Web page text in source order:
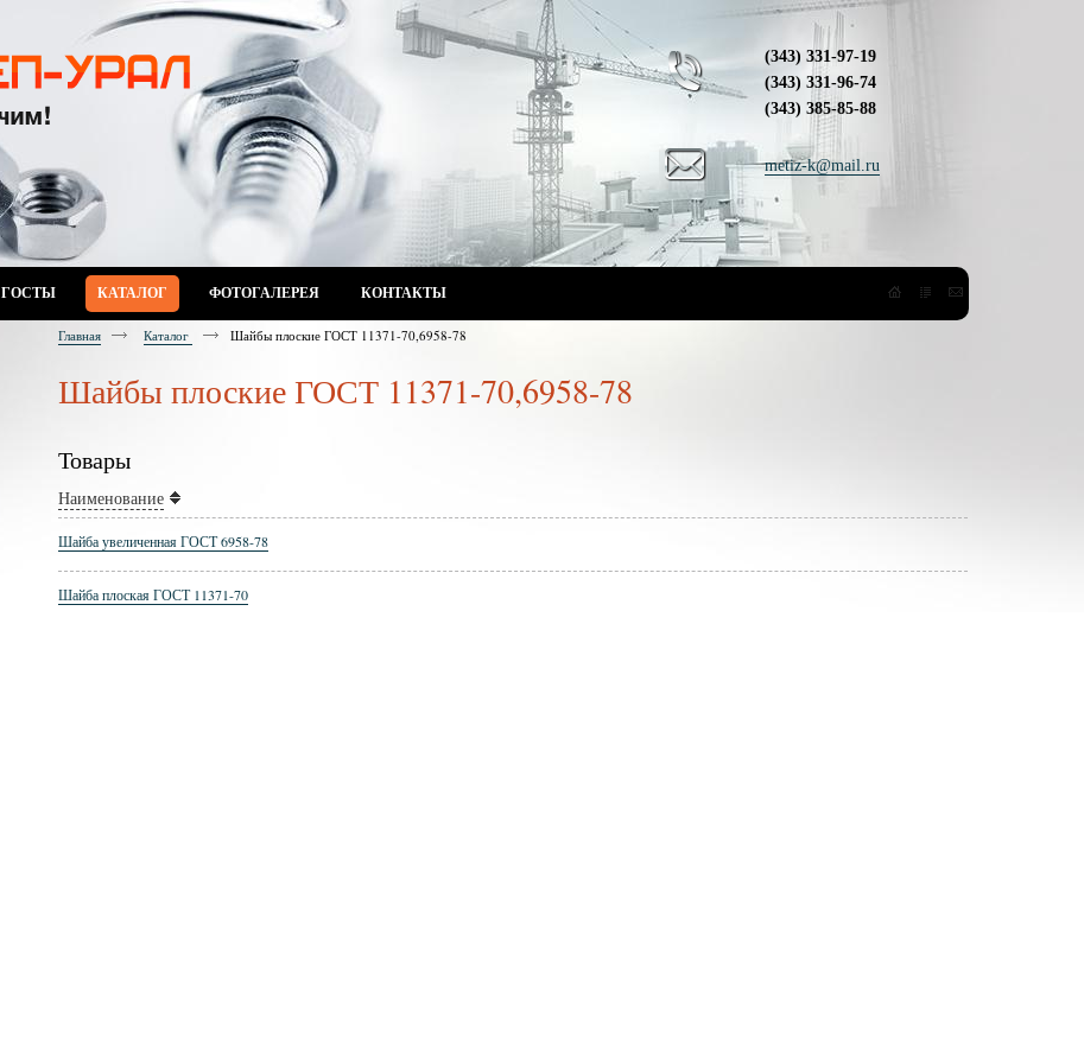
(343) 331-97-19
(343) 331-96-74
(343) 385-85-88
metiz-k@mail.ru
ГОСТЫ КАТАЛОГ ФОТОГАЛЕРЕЯ КОНТАКТЫ
Главная Каталог Шайбы плоские ГОСТ 11371-70,6958-78
Шайбы плоские ГОСТ 11371-70,6958-78
Товары
Наименование
Шайба увеличенная ГОСТ 6958-78
Шайба плоская ГОСТ 11371-70